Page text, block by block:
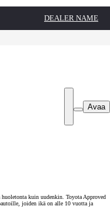
DEALER NAME
Avaa
kuin uudenkin. Toyota Approved
joiden ikä on alle 10 vuotta ja